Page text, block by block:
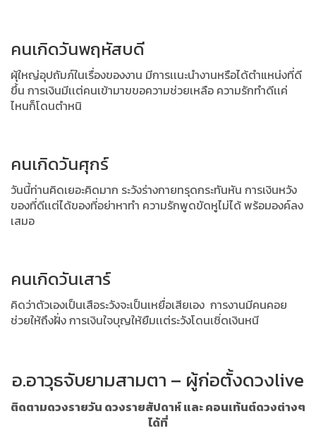
คนเกิดวันพฤหัสบดี
ผุ้ใหญ่อุปถัมภ์ในเรื่องของงาน มีการเเนะนำงานหรือได้ตำแหน่งที่ดี
ขึ้น การเงินมีเเต่คนเข้ามาขขอความช่วยเหลือ ความรักทำดีเเค่
ไหนก็โดนตำหนิ
คนเกิดวันศุกร์
วันนี้ท่านคิดเยอะคิดมาก ระวังร่างกายทรุดกระทันหัน การเงินหวัง
ของที่ดีเเต่ได้ของที่อย่าหาทำ ความรักพูดขัดหูไม่ได้ พร้อมองค์ลง
เสมอ
คนเกิดวันเสาร์
คิดว่าตัวเองเป็นเสือระวังจะเป็นเหยื่อเสียเอง การงานมีคนคอย
ช่วยให้ถึงฝั่ง การเงินใจบุญให้ยืมเเต่ระวังโดนเชิ่ดเงินหนี
อ.อาวุธจับยามสามตา – ผู้ก่อตั้งดวงlive
ติดตามดวงรายวัน ดวงรายสัปดาห์ และ คอนเท้นต์ดวงต่างๆ
ได้ที่